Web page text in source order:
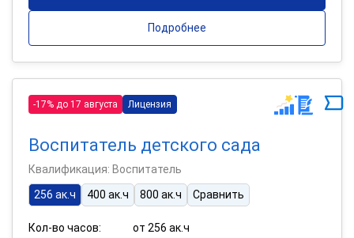
Подробнее
-17% до 17 августа Лицензия
Воспитатель детского сада
Квалификация: Воспитатель
256 ак.ч
400 ак.ч 800 ак.ч Сравнить
Кол-во часов:
от 256 ак.ч